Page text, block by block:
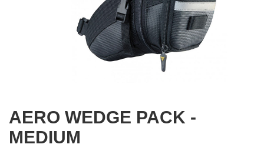
AERO WEDGE PACK -
MEDIUM